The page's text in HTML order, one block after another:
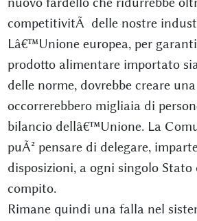
competitivitÃ delle nostre
Lâ€™Unione europea, per
prodotto alimentare importato
delle norme, dovrebbe creare
occorrerebbero migliaia di
bilancio dellâ€™Unione. La
puÃ² pensare di delegare,
disposizioni, a ogni singolo Stato
compito.
Rimane quindi una falla nel